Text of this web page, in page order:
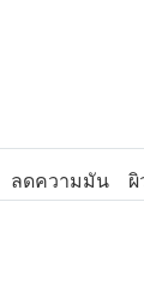
ลดความมัน ผิ